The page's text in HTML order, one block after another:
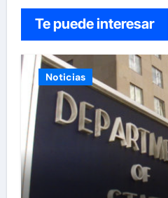
Te puede interesar
Noticias